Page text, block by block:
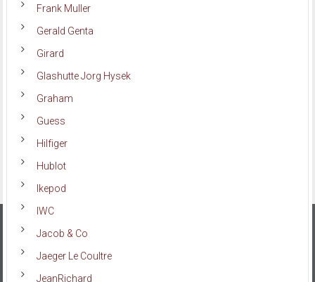
Frank Muller
Gerald Genta
Girard
Glashutte Jorg Hysek
Graham
Guess
Hilfiger
Hublot
Ikepod
IWC
Jacob & Co
Jaeger Le Coultre
JeanRichard